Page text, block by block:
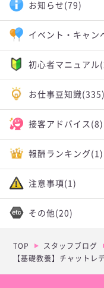
お知らせ (79)
イベント・キャン
初心者マニュアル
お仕事豆知識(335)
接客アドバイス (8)
報酬ランキング (1)
注意事項(1)
その他 (20)
TOP スタッフブログ
【基礎教養】チャットレ